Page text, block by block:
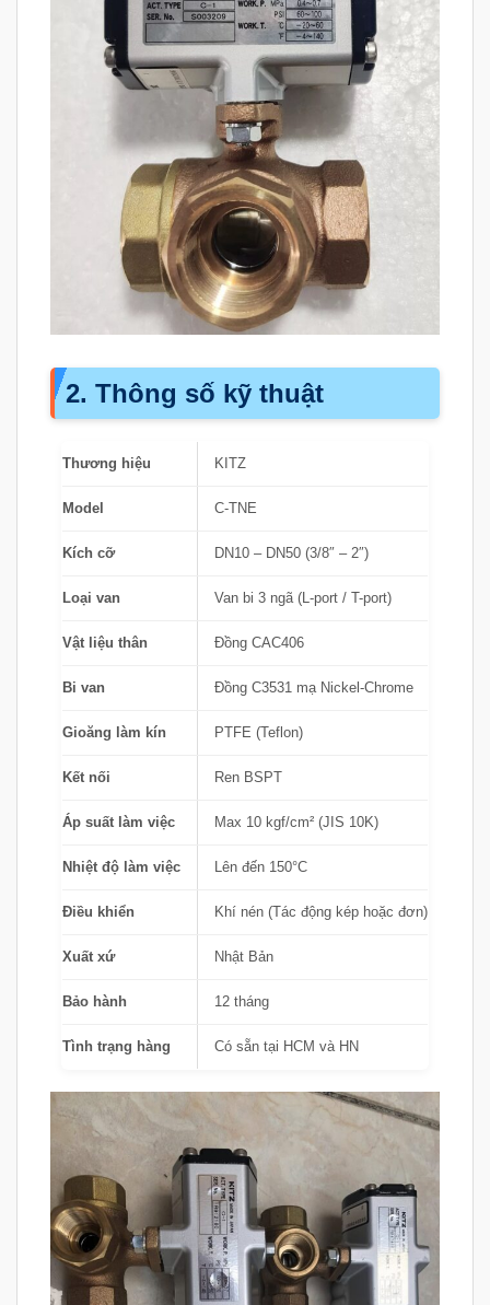
2. Thông số kỹ thuật
Thương hiệu KITZ
Model C-TNE
Kích cỡ DN10 – DN50 (3/8″ – 2″)
Loại van Van bi 3 ngã (L-port / T-port)
Vật liệu thân Đồng CAC406
Bi van Đồng C3531 mạ Nickel-Chrome
Gioăng làm kín PTFE (Teflon)
Kết nối Ren BSPT
Áp suất làm việc Max 10 kgf/cm² (JIS 10K)
Nhiệt độ làm việc Lên đến 150°C
Điều khiển Khí nén (Tác động kép hoặc đơn)
Xuất xứ Nhật Bản
Bảo hành 12 tháng
Tình trạng hàng Có sẵn tại HCM và HN